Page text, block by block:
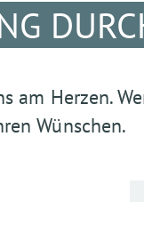
am Herzen.
Wünschen.